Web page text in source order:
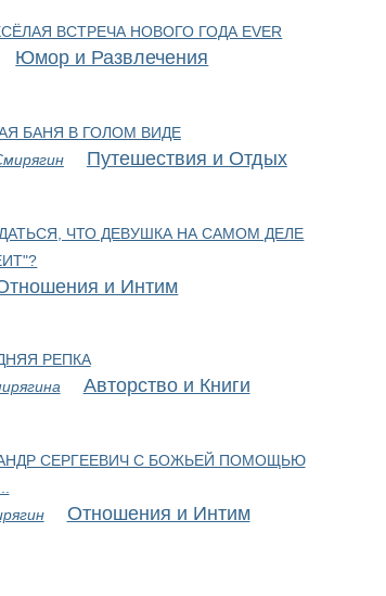
ВСТРЕЧА НОВОГО ГОДА EVER
Юмор и Развлечения
БАНЯ В ГОЛОМ ВИДЕ
Путешествия и Отдых
ЧТО ДЕВУШКА НА САМОМ ДЕЛЕ
и Интим
РЕПКА
Авторство и Книги
СЕРГЕЕВИЧ С БОЖЬЕЙ ПОМОЩЬЮ
Отношения и Интим